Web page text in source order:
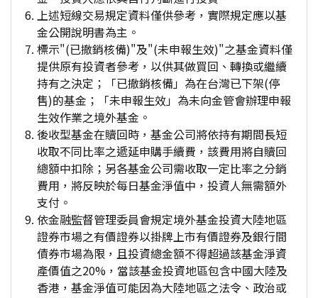
上述短線交易規定資料僅供參考，實際規定應以基
金公開說明書為主。
標示"(已撤銷核備)"及"(未申報生效)"之基金資料僅
提供原有投資者參考，以供其做買回、轉換或繼續
持有之決定；「已撤銷核備」為在台灣已下架(停
售)的基金；「未申報生效」為未向金管會辦理申報
生效作業之境外基金。
後收型基金在贖回時，基金公司將依持有期間長短
收取不同比率之遞延申購手續費，該費用將自贖回
總額中扣除；另各基金公司需收取一定比率之分銷
費用，將反映於每日基金淨值中，投資人無需額外
支付。
依金融監督管理委員會規定境外基金投資大陸地區
證券市場之有價證券以掛牌上市有價證券及銀行間
債券市場為限，且投資總金額不得超過該基金淨資
產價值之20%，當該基金投資地區包含中國大陸及
香港，基金淨值可能因為大陸地區之法令、政治或